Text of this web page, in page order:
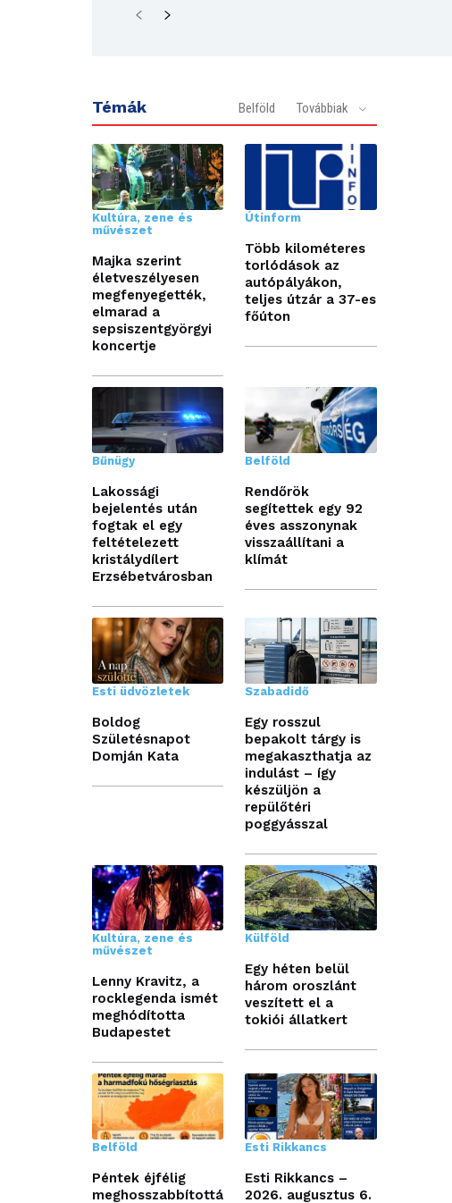
Témák Belföld Továbbiak
Kultúra, zene és
művészet
Majka szerint
életveszélyesen
megfenyegették,
elmarad a
sepsiszentgyörgyi
koncertje
Útinform
Több kilométeres
torlódások az
autópályákon,
teljes útzár a 37-es
főúton
Bűnügy
Lakossági
bejelentés után
fogtak el egy
feltételezett
kristálydílert
Erzsébetvárosban
Belföld
Rendőrök
segítettek egy 92
éves asszonynak
visszaállítani a
klímát
Esti üdvözletek
Boldog
Születésnapot
Domján Kata
Szabadidő
Egy rosszul
bepakolt tárgy is
megakaszthatja az
indulást – így
készüljön a
repülőtéri
poggyásszal
Kultúra, zene és
művészet
Lenny Kravitz, a
rocklegenda ismét
meghódította
Budapestet
Külföld
Egy héten belül
három oroszlánt
veszített el a
tokiói állatkert
Belföld
Péntek éjfélig
meghosszabbítottá
Esti Rikkancs
Esti Rikkancs –
2026. augusztus 6.